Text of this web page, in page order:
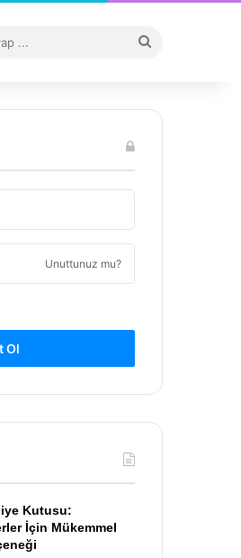
...
Unuttunuz mu?
Ol
Kutusu:
İçin Mükemmel